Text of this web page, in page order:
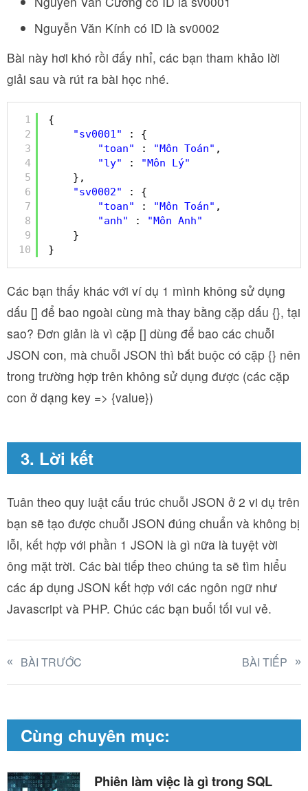
Nguyễn Văn Kính có ID là sv0002
Bài này hơi khó rồi đấy nhỉ, các bạn tham khảo lời
giải sau và rút ra bài học nhé.
1
2
3
4
5
6
7
8
9
10
{
"sv0001"
: {
"toan"
: "Môn Toán" ,
"ly"
:
"Môn Lý"
},
"sv0002"
: {
"toan"
: "Môn Toán" ,
"anh"
:
"Môn Anh"
}
}
Các bạn thấy khác với ví dụ 1 mình không sử dụng
dấu [] để bao ngoài cùng mà thay bằng cặp dấu {}, tại
sao? Đơn giản là vì cặp [] dùng để bao các chuỗi
JSON con, mà chuỗi JSON thì bắt buộc có cặp {} nên
trong trường hợp trên không sử dụng được (các cặp
con ở dạng key => {value})
3. Lời kết
Tuân theo quy luật cấu trúc chuỗi JSON ở 2 vi dụ trên
bạn sẽ tạo được chuỗi JSON đúng chuẩn và không bị
lỗi, kết hợp với phần 1 JSON là gì nữa là tuyệt vời
ông mặt trời. Các bài tiếp theo chúng ta sẽ tìm hiểu
các áp dụng JSON kết hợp với các ngôn ngữ như
Javascript và PHP. Chúc các bạn buổi tối vui vẻ.
BÀI TRƯỚC BÀI TIẾP
Cùng chuyên mục:
Phiên làm việc là gì trong SQL